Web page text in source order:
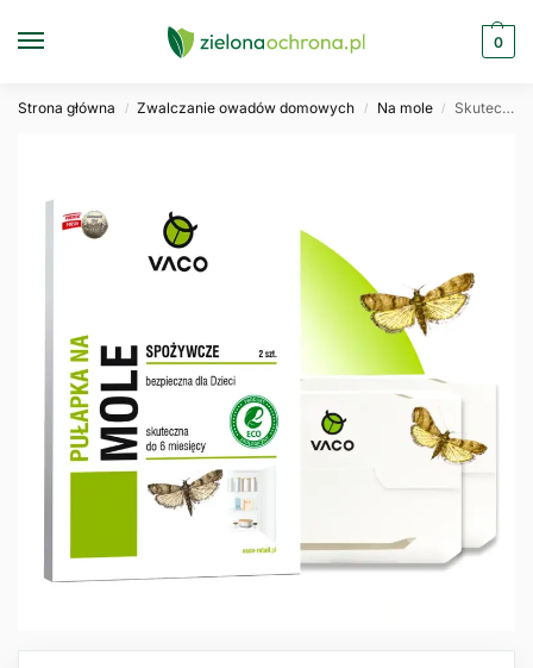
0
Strona główna / Zwalczanie owadów domowych / Na mole / Skuteczna pułapka na mole spożywcze z feromonami lep VACO